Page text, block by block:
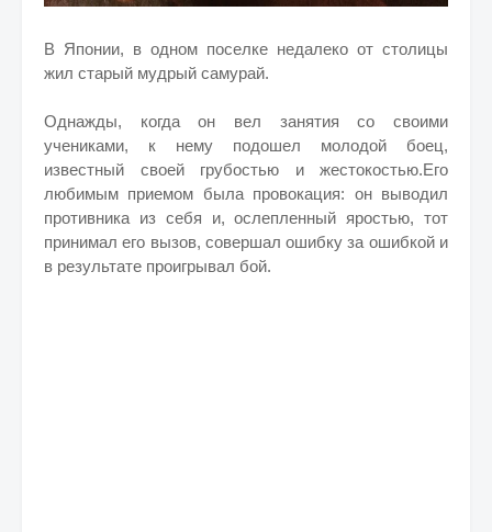
В Японии, в одном поселке недалеко от столицы
жил старый мудрый самурай.
Однажды, когда он вел занятия со своими
учениками, к нему подошел молодой боец,
известный своей грубостью и жестокостью.Его
любимым приемом была провокация: он выводил
противника из себя и, ослепленный яростью, тот
принимал его вызов, совершал ошибку за ошибкой и
в результате проигрывал бой.